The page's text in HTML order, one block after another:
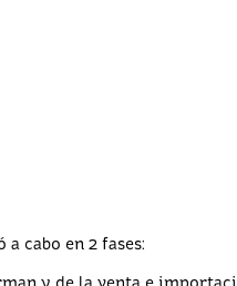
cabo en 2 fases:
y de la venta e